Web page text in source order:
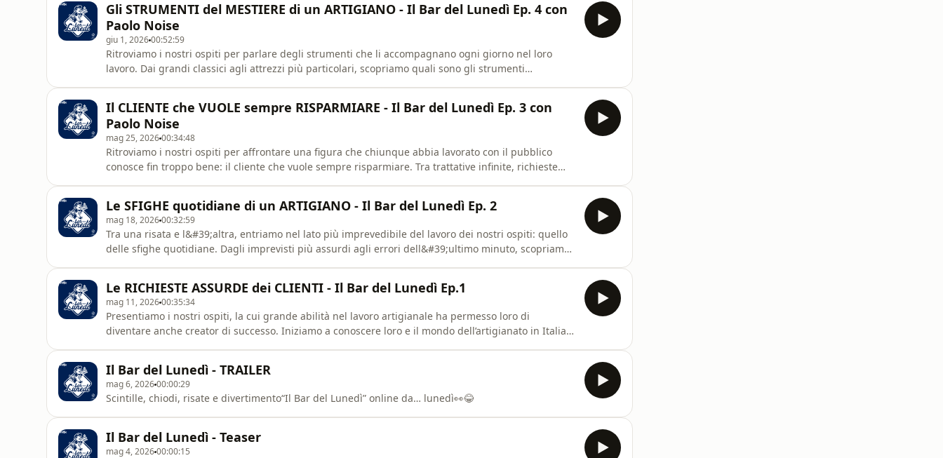
Gli STRUMENTI del MESTIERE di un ARTIGIANO - Il Bar del Lunedì Ep. 4 con
Paolo Noise ​
giu 1, 202600:52:59
Ritroviamo i nostri ospiti per parlare degli strumenti che li accompagnano ogni giorno nel loro
lavoro. Dai grandi classici agli attrezzi più particolari, scopriamo quali sono gli strumenti
Volkswagen Veico
Il ⁠⁠⁠CLIENTE che VUOLE sempre RISPARMIARE - Il Bar del Lunedì Ep. 3 con
Paolo Noise
mag 25, 202600:34:48
Ritroviamo i nostri ospiti per affrontare una figura che chiunque abbia lavorato con il pubblico
conosce fin troppo bene: il cliente che vuole sempre risparmiare. Tra trattative infinite, richieste
Commerciali
Le SFIGHE quotidiane di un ARTIGIANO - Il Bar del Lunedì Ep. 2
mag 18, 202600:32:59
Tra una risata e l&#39;altra, entriamo nel lato più imprevedibile del lavoro dei nostri ospiti: quello
delle sfighe quotidiane. Dagli imprevisti più assurdi agli errori dell&#39;ultimo minuto, scopriamo
Le RICHIESTE ASSURDE dei CLIENTI - Il Bar del Lunedì Ep.1
mag 11, 202600:35:34
Presentiamo i nostri ospiti, la cui grande abilità nel lavoro artigianale ha permesso loro di
diventare anche creator di successo. Iniziamo a conoscere loro e il mondo dell’artigianato in Italia
Il Bar del Lunedì - TRAILER
mag 6, 202600:00:29
Scintille, chiodi, risate e divertimento“Il Bar del Lunedì” online da… lunedì👀😂
Il Bar del Lunedì - Teaser
mag 4, 202600:00:15